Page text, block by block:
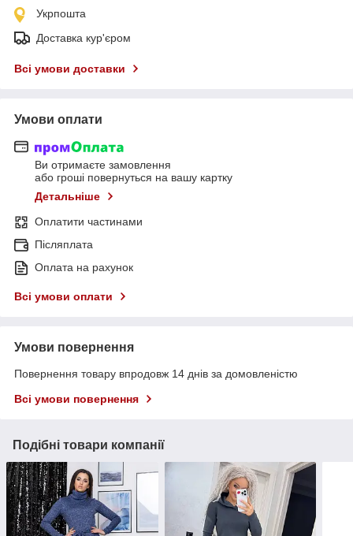
Укрпошта
Доставка кур'єром
Всі умови доставки
Умови оплати
Ви отримаєте замовлення
або гроші повернуться на вашу картку
Детальніше
Оплатити частинами
Післяплата
Оплата на рахунок
Всі умови оплати
Умови повернення
Повернення товару впродовж 14 днів за домовленістю
Всі умови повернення
Подібні товари компанії